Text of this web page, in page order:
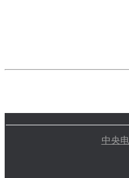
中央